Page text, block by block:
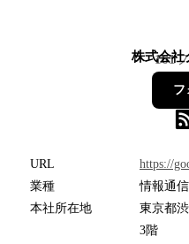
株式会社
161
フ
URL
https://
業種
情報通信
本社所在地
東京都
3階